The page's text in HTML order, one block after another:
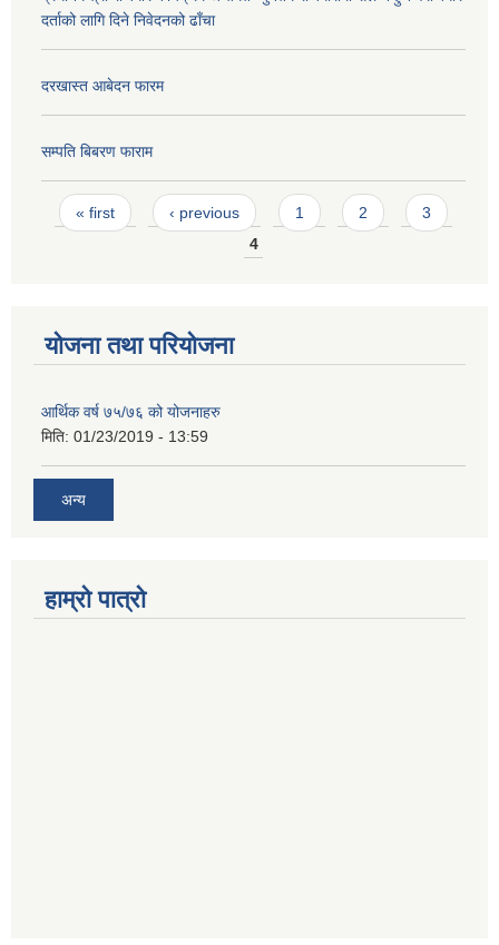
दर्ताको लागि दिने निवेदनको ढाँचा
दरखास्त आबेदन फारम
सम्पति बिबरण फाराम
Pages
« first ‹ previous 1 2
3
4
योजना तथा परियोजना
आर्थिक वर्ष ७५/७६ को योजनाहरु
मिति: 01/23/2019 - 13:59
अन्य
हाम्रो पात्रो